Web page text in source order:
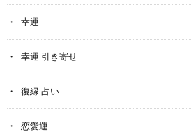
幸運
幸運 引き寄せ
復縁 占い
恋愛運